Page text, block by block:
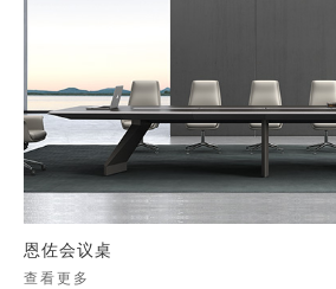
恩佐会议桌
查看更多